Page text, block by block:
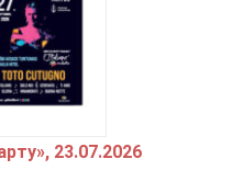
23.07.2026